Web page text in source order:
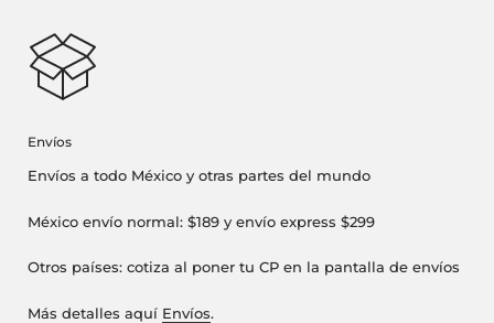
Envíos
Envíos a todo México y otras partes del mundo
México envío normal: $189 y envío express $299
Otros países: cotiza al poner tu CP en la pantalla de envíos
Más detalles aquí Envíos.